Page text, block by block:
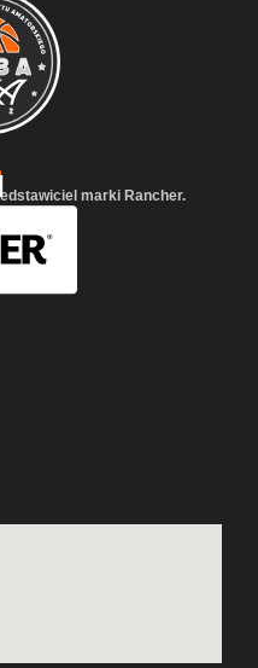
marki Rancher.